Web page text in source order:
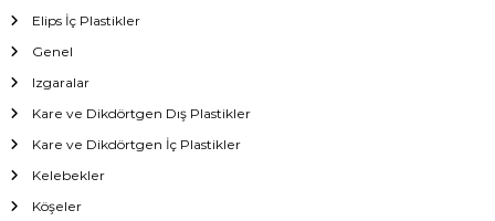
Elips İç Plastikler
Genel
Izgaralar
Kare ve Dikdörtgen Dış Plastikler
Kare ve Dikdörtgen İç Plastikler
Kelebekler
Köşeler